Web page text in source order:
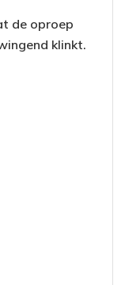
de oproep
klinkt.